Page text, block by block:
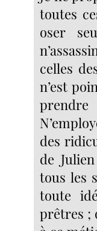
toutes
oser
celles
n’est
des
de
tous les
toute
prêtres ;